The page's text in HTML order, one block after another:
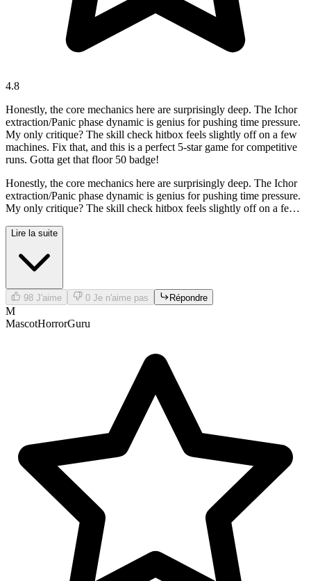
4.8
Honestly, the core mechanics here are surprisingly deep. The Ichor
extraction/Panic phase dynamic is genius for pushing time pressure.
My only critique? The skill check hitbox feels slightly off on a few
machines. Fix that, and this is a perfect 5-star game for competitive
runs. Gotta get that floor 50 badge!
Honestly, the core mechanics here are surprisingly deep. The Ichor
extraction/Panic phase dynamic is genius for pushing time pressure.
My only critique? The skill check hitbox feels slightly off on a few
runs. Gotta get that floor 50 badge!
Lire la suite
98 J'aime 0 Je n'aime pas Répondre
M
MascotHorrorGuru